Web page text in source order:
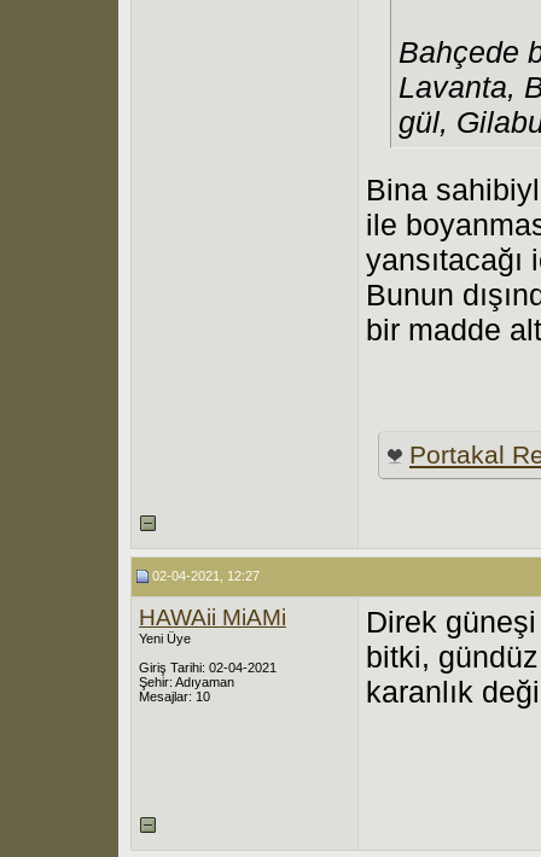
Bahçede
Lavanta,
gül,
Bina
ile
Bunun
bir madde
Portakal
02-04-2021, 12:27
HAWAii MiAMi
Yeni Üye
Giriş Tarihi: 02-04-2021
Şehir: Adıyaman
Mesajlar: 10
Direk
bitki,
karanlık